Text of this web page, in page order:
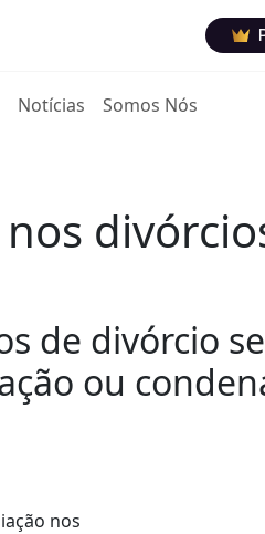
Notícias Somos Nós
de divórcio
ou
nos